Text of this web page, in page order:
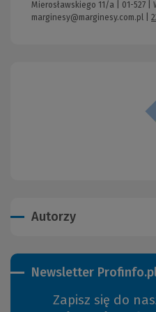
Mierosławskiego 11/a | 01-527 |
marginesy@marginesy.com.pl
Autorzy
Newsletter
Zapisz się do